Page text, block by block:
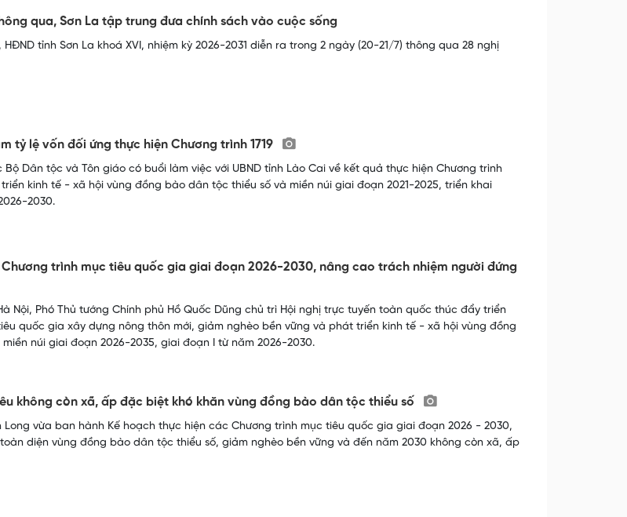
qua, Sơn La tập trung đưa chính sách vào cuộc sống
HĐND tỉnh Sơn La khoá XVI, nhiệm kỳ 2026-2031 diễn ra trong 2 ngày (20-21/7) thông qua 28 nghị
tỷ lệ vốn đối ứng thực hiện Chương trình 1719
Dân tộc và Tôn giáo có buổi làm việc với UBND tỉnh Lào Cai về kết quả thực hiện Chương trình
kinh tế - xã hội vùng đồng bào dân tộc thiểu số và miền núi giai đoạn 2021-2025, triển khai
2030.
trình mục tiêu quốc gia giai đoạn 2026-2030, nâng cao trách nhiệm người đứng
Nội, Phó Thủ tướng Chính phủ Hồ Quốc Dũng chủ trì Hội nghị trực tuyến toàn quốc thúc đẩy triển
quốc gia xây dựng nông thôn mới, giảm nghèo bền vững và phát triển kinh tế - xã hội vùng đồng
núi giai đoạn 2026-2035, giai đoạn I từ năm 2026-2030.
không còn xã, ấp đặc biệt khó khăn vùng đồng bào dân tộc thiểu số
Long vừa ban hành Kế hoạch thực hiện các Chương trình mục tiêu quốc gia giai đoạn 2026 - 2030,
diện vùng đồng bào dân tộc thiểu số, giảm nghèo bền vững và đến năm 2030 không còn xã, ấp